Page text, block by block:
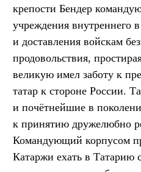
крепости Бендер
учреждения внутреннего
и доставления войскам
продовольствия,
великую имел заботу к
татар к стороне России.
и почётнейшие в
к принятию дружелюбно
Командующий корпусом
Катаржи ехать в Татарию